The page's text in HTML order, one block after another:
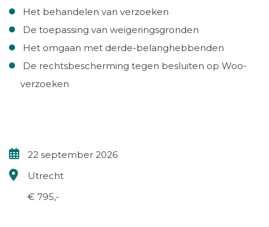
Het behandelen van verzoeken
De toepassing van weigeringsgronden
Het omgaan met derde-belanghebbenden
De rechtsbescherming tegen besluiten op Woo-
verzoeken
22 september 2026
Utrecht
€ 795,-